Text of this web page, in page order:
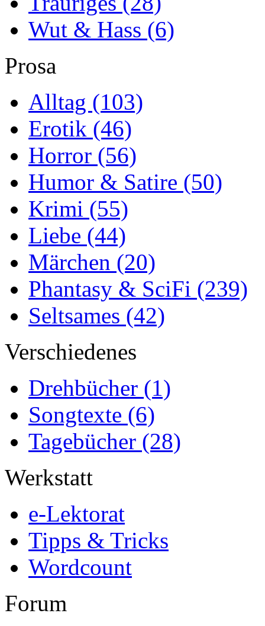
Wut & Hass (6)
Prosa
Alltag (103)
Erotik (46)
Horror (56)
Humor & Satire (50)
Krimi (55)
Liebe (44)
Märchen (20)
Phantasy & SciFi (239)
Seltsames (42)
Verschiedenes
Drehbücher (1)
Songtexte (6)
Tagebücher (28)
Werkstatt
e-Lektorat
Tipps & Tricks
Wordcount
Forum